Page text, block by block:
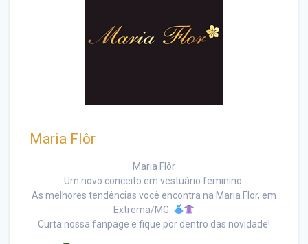
Maria Flôr
Maria Flôr
Um novo conceito em vestuário feminino.
As melhores tendências você encontra na Maria Flor, em
Extrema/MG.
Curta nossa fanpage e fique por dentro das novidade!